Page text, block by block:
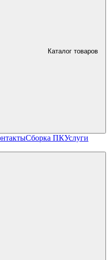
Каталог товаров
Сборка ПКУслуги